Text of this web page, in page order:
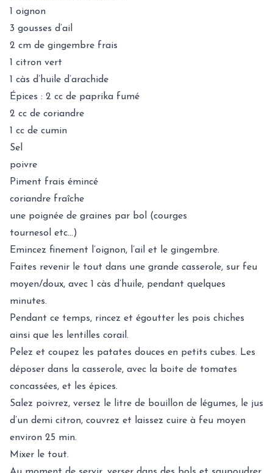
1 oignon
3 gousses d’ail
2 cm de gingembre frais
1 citron vert
1 càs d’huile d’arachide
Épices : 2 cc de paprika fumé
2 cc de coriandre
1 cc de cumin
Sel
poivre
Piment frais émincé
coriandre fraîche
une poignée de graines par bol (courges
tournesol etc...)
Emincez finement l’oignon, l’ail et le gingembre.
Faites revenir le tout dans une grande casserole, sur feu
moyen/doux, avec 1 càs d’huile, pendant quelques
minutes.
Pendant ce temps, rincez et égoutter les pois chiches
ainsi que les lentilles corail.
Pelez et coupez les patates douces en petits cubes. Les
déposer dans la casserole, avec la boite de tomates
concassées, et les épices.
Salez poivrez, versez le litre de bouillon de légumes, le jus
d’un demi citron, couvrez et laissez cuire à feu moyen
environ 25 min.
Mixer le tout.